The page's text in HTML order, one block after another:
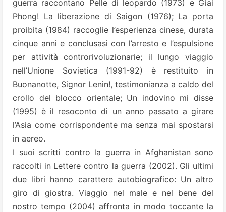
guerra raccontano Pelle di leopardo (1973) e Giai
Phong! La liberazione di Saigon (1976); La porta
proibita (1984) raccoglie l’esperienza cinese, durata
cinque anni e conclusasi con l’arresto e l’espulsione
per attività controrivoluzionarie; il lungo viaggio
nell’Unione Sovietica (1991-92) è restituito in
Buonanotte, Signor Lenin!, testimonianza a caldo del
crollo del blocco orientale; Un indovino mi disse
(1995) è il resoconto di un anno passato a girare
l’Asia come corrispondente ma senza mai spostarsi
in aereo.
I suoi scritti contro la guerra in Afghanistan sono
raccolti in Lettere contro la guerra (2002). Gli ultimi
due libri hanno carattere autobiografico: Un altro
giro di giostra. Viaggio nel male e nel bene del
nostro tempo (2004) affronta in modo toccante la